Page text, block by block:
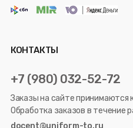
КОНТАКТЫ
+7 (980) 032-52-72
Заказы на сайте принимаются
Обработка заказов в течение
docent@uniform-to.ru